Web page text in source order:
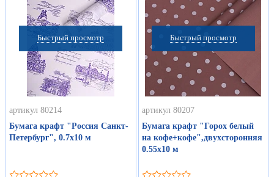
Быстрый просмотр
артикул 80214
Бумага крафт "Россия Санкт-
Петербург", 0.7х10 м
Быстрый просмотр
артикул 80207
Бумага крафт "Горох белый
на кофе+кофе",двухсторонняя
0.55х10 м